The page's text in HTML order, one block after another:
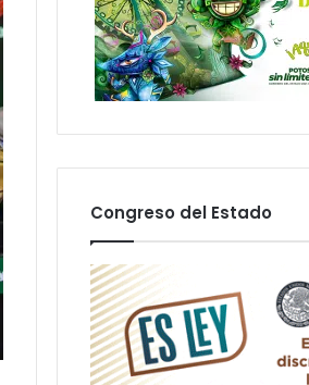
Congreso del Estado